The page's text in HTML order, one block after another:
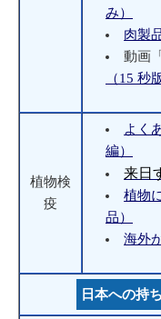
み）
肉製
動画
（15 秒
植物検
疫
よく
編）
来日
植物
品）
海外
日本への持